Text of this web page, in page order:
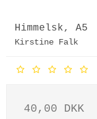
Himmelsk, A5
Kirstine Falk
40,00 DKK